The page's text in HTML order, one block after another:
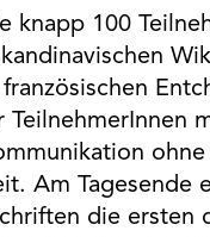
knapp 100
TeilnehmerInnen
Am
die ersten